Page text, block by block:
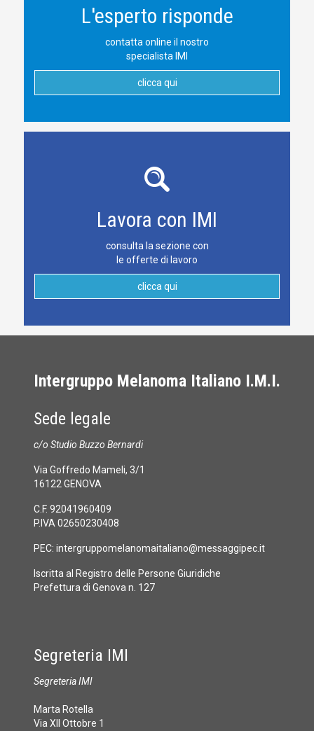
L'esperto risponde
contatta online il nostro
specialista IMI
clicca qui
Lavora con IMI
consulta la sezione con
le offerte di lavoro
clicca qui
Intergruppo Melanoma Italiano I.M.I.
Sede legale
c/o Studio Buzzo Bernardi
Via Goffredo Mameli, 3/1
16122 GENOVA
C.F. 92041960409
P.IVA 02650230408
PEC: intergruppomelanomaitaliano@messaggipec.it
Iscritta al Registro delle Persone Giuridiche
Prefettura di Genova n. 127
Segreteria IMI
Segreteria IMI
Marta Rotella
Via XII Ottobre 1